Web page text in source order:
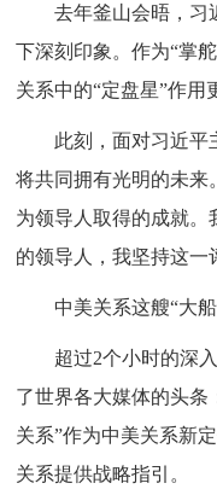
去年釜山会晤，习
下深刻印象。作为“掌
关系中的“定盘星”作用
此刻，面对习近平
将共同拥有光明的未来
为领导人取得的成就
的领导人，我坚持这一
中美关系这艘“大
超过2个小时的深
了世界各大媒体的头条
关系”作为中美关系新
关系提供战略指引。